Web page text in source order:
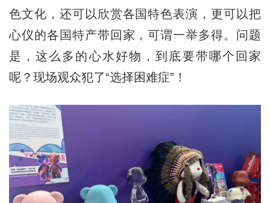
色文化，还可以欣赏各国特色表演，更可以把
心仪的各国特产带回家，可谓一举多得。问题
是，这么多的心水好物，到底要带哪个回家
呢？现场观众犯了“选择困难症”！